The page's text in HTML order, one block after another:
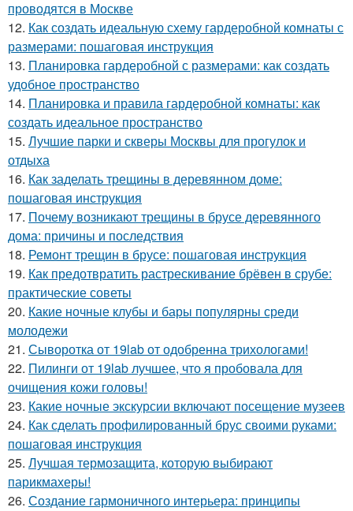
проводятся в Москве
12. Как создать идеальную схему гардеробной комнаты с
размерами: пошаговая инструкция
13. Планировка гардеробной с размерами: как создать
удобное пространство
14. Планировка и правила гардеробной комнаты: как
создать идеальное пространство
15. Лучшие парки и скверы Москвы для прогулок и
отдыха
16. Как заделать трещины в деревянном доме:
пошаговая инструкция
17. Почему возникают трещины в брусе деревянного
дома: причины и последствия
18. Ремонт трещин в брусе: пошаговая инструкция
19. Как предотвратить растрескивание брёвен в срубе:
практические советы
20. Какие ночные клубы и бары популярны среди
молодежи
21. Сыворотка от 19lab от одобренна трихологами!
22. Пилинги от 19lab лучшее, что я пробовала для
очищения кожи головы!
23. Какие ночные экскурсии включают посещение музеев
24. Как сделать профилированный брус своими руками:
пошаговая инструкция
25. Лучшая термозащита, которую выбирают
парикмахеры!
26. Создание гармоничного интерьера: принципы